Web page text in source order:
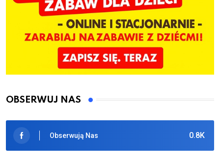
OBSERWUJ NAS
0.8K
Obserwują Nas